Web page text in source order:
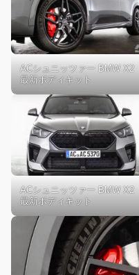
ACシュニッツァー BMW X2
最新ボディキット
ACシュニッツァー BMW X2
最新ボディキット